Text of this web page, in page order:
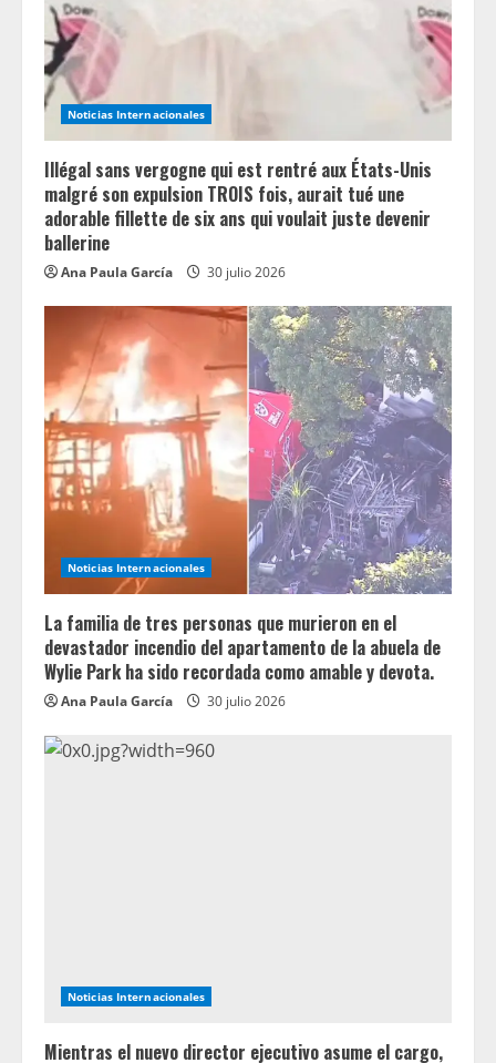
d
i
n
g
Noticias Internacionales
Illégal sans vergogne qui est rentré aux États-Unis
malgré son expulsion TROIS fois, aurait tué une
adorable fillette de six ans qui voulait juste devenir
ballerine
Ana Paula García 30 julio 2026
Noticias Internacionales
La familia de tres personas que murieron en el
devastador incendio del apartamento de la abuela de
Wylie Park ha sido recordada como amable y devota.
Ana Paula García 30 julio 2026
Noticias Internacionales
Mientras el nuevo director ejecutivo asume el cargo,